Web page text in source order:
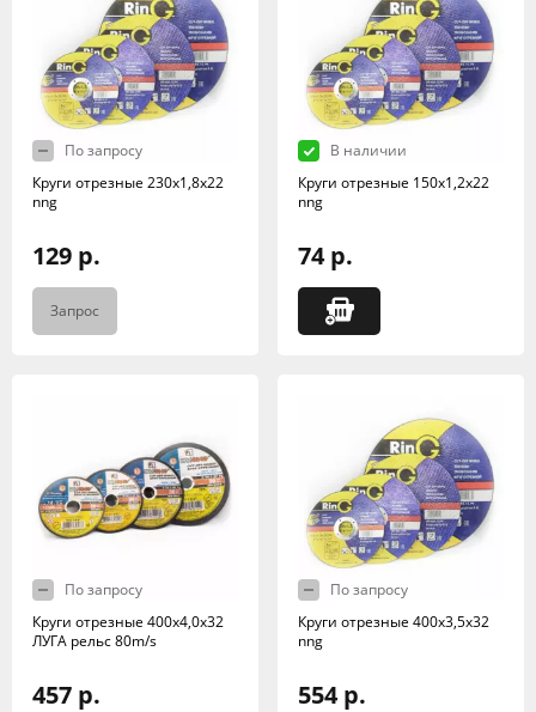
По запросу
Круги отрезные 230х1,8х22
nng
129 р.
Запрос
В наличии
Круги отрезные 150х1,2х22
nng
74 р.
По запросу
Круги отрезные 400х4,0х32
ЛУГА рельс 80m/s
457 р.
По запросу
Круги отрезные 400х3,5х32
nng
554 р.